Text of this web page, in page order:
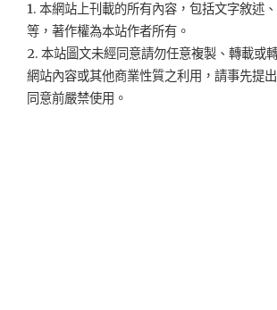
1. 本網站上刊載的所有內容，包括文字敘述
等，著作權為本站作者所有。
2. 本站圖文未經同意請勿任意複製、轉載或
網站內容或其他商業性質之利用，請事先提
同意前嚴禁使用。